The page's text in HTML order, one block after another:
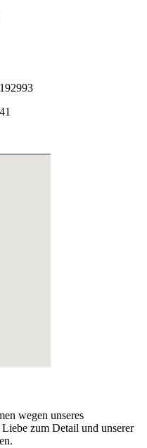
wegen unseres
zum Detail und unserer